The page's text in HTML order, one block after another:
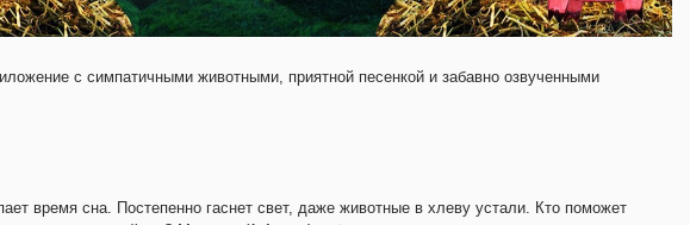
с симпатичными животными, приятной песенкой и забавно озвученными
время сна. Постепенно гаснет свет, даже животные в хлеву устали. Кто поможет